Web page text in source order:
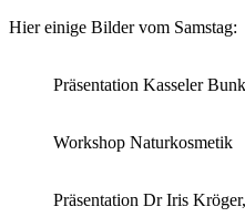
Hier einige Bilder vom Samstag:
Präsentation Kasseler
Workshop Naturkosmetik
Präsentation Dr Iris